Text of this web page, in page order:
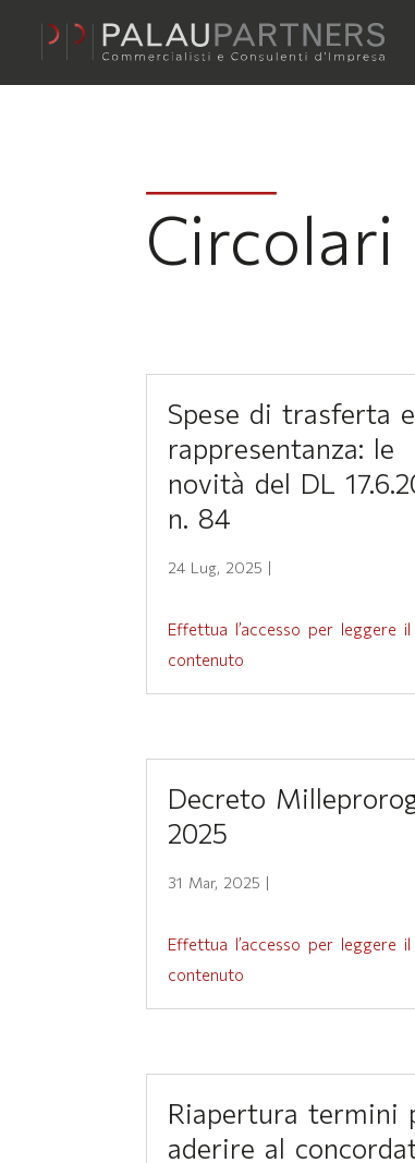
Circolari
Spese di trasferta e
rappresentanza: le
novità del DL
n. 84
24 Lug, 2025 |
Effettua l’accesso per leggere il
contenuto
Decreto
2025
31 Mar, 2025 |
Effettua l’accesso per leggere il
contenuto
Riapertura termini
aderire al